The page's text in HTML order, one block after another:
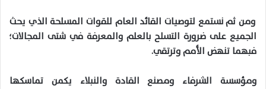
ومن ثم نستمع لتوصيات القائد العام للقوات المسلحة الذي يحث
الجميع على ضرورة التسلح بالعلم والمعرفة في شتى المجالات؛
فبهما تنهض الأمم وترتقي.
ومؤسسة الشرفاء ومصنع القادة والنبلاء يكمن تماسكها